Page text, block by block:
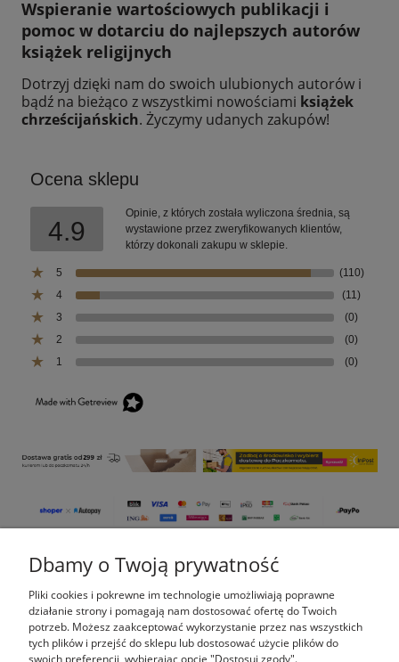
Wspieranie wartościowych publikacji i
pomoc w dotarciu do najlepszych autorów
książek religijnych
Dotrzyj dzięki nam do swoich ulubionych autorów i
bądź na bieżąco z wszystkimi nowościami książek
chrześcijańskich. Życzymy udanych zakupów!
Ocena sklepu
4.9
Opinie, z których została wyliczona średnia, są
wystawione przez zweryfikowanych klientów,
którzy dokonali zakupu w sklepie.
5
(110)
4
(11)
3
(0)
2
(0)
1
(0)
Pomoc
Moje konto
Płatności i dostawa
Dbamy o Twoją prywatność
Pliki cookies i pokrewne im technologie umożliwiają poprawne
działanie strony i pomagają nam dostosować ofertę do Twoich
potrzeb. Możesz zaakceptować wykorzystanie przez nas wszystkich
tych plików i przejść do sklepu lub dostosować użycie plików do
swoich preferencji, wybierając opcję "Dostosuj zgody".